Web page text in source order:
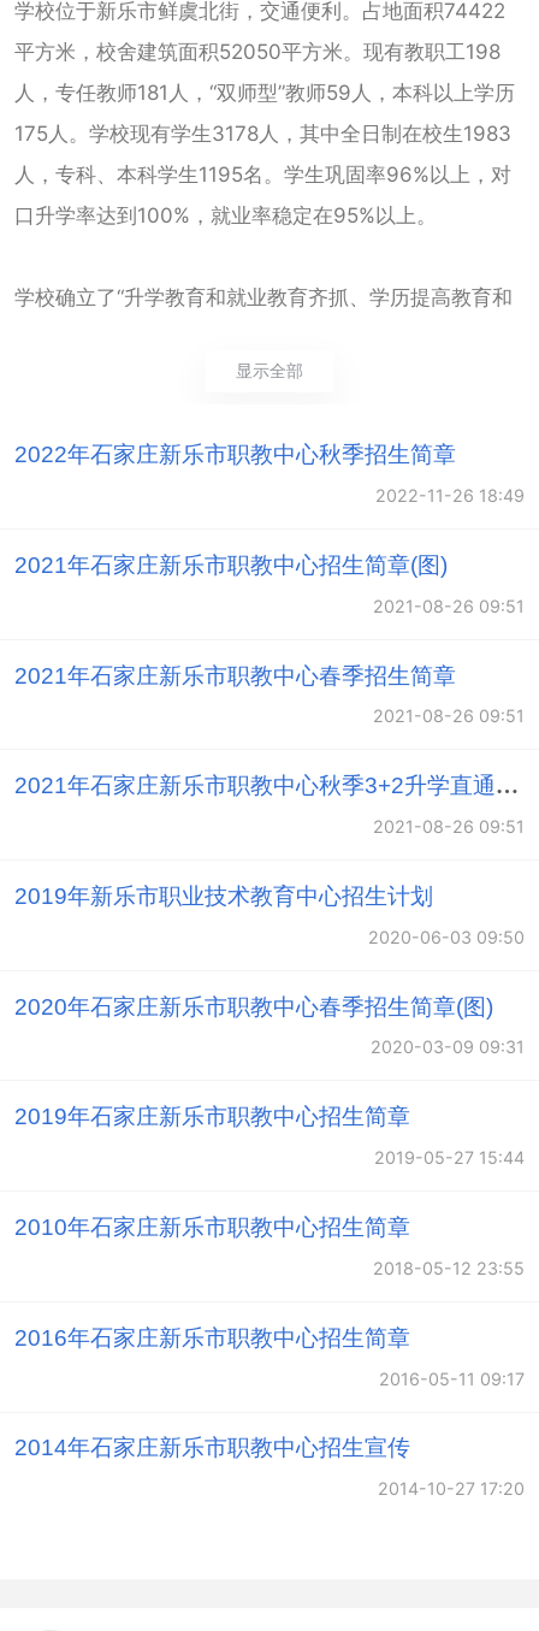
学校位于新乐市鲜虞北街，交通便利。占地面积74422
平方米，校舍建筑面积52050平方米。现有教职工198
人，专任教师181人，“双师型”教师59人，本科以上学历
175人。学校现有学生3178人，其中全日制在校生1983
人，专科、本科学生1195名。学生巩固率96%以上，对
口升学率达到100%，就业率稳定在95%以上。
学校确立了“升学教育和就业教育齐抓、学历提高教育和
服务、计算机、学前教育等8个对口升学类专业，设有工
业。拥有教育、专、本科学历提升，覆盖县乡村的培训
网络。实施低压电工、电气焊操作技术、农民科技培
人次。在服务三农、新型职业农民培训、校企合作等方
用。
学校教学仪器设备总值1615万元，实训开出率达98%以
上。所有专业均配有高标准的实验实训室，其中，机械
型文献、阅览、咨询、培训、服务为一体的现代化多功
馆藏书68600册，其中专业图书20600册，报刊138
几年来，学校荣获“河北省示范性职教中心”、“河北省中
等职业学校德育工作先进集体”“职业教育先进单位”、“教
导班子”等荣誉称号，2016年成功入选河北省“职业教育
质量提升工程”名牌学校行列，2018年在石家庄中职学校
督导评估中获优秀等次。
石家庄新乐市职教中心招生专业
显示全部
2022年石家庄新乐市职教中心秋季招生简章
2022-11-26 18:49
2021年石家庄新乐市职教中心招生简章(图)
2021-08-26 09:51
2021年石家庄新乐市职教中心春季招生简章
2021-08-26 09:51
2021年石家庄新乐市职教中心秋季3+2升学直通车高一新生预报名说明
2021-08-26 09:51
2019年新乐市职业技术教育中心招生计划
2020-06-03 09:50
2020年石家庄新乐市职教中心春季招生简章(图)
2020-03-09 09:31
2019年石家庄新乐市职教中心招生简章
2019-05-27 15:44
2010年石家庄新乐市职教中心招生简章
2018-05-12 23:55
2016年石家庄新乐市职教中心招生简章
2016-05-11 09:17
2014年石家庄新乐市职教中心招生宣传
2014-10-27 17:20